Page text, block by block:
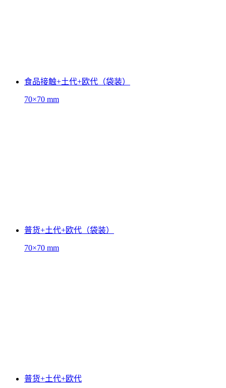
食品接触+土代+欧代（袋装）
70×70 mm
普货+土代+欧代（袋装）
70×70 mm
普货+土代+欧代